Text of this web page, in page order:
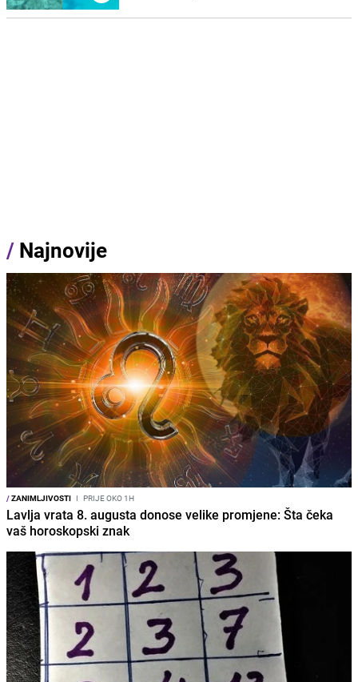
/ Najnovije
/ZANIMLJIVOSTI I PRIJE OKO 1H
Lavlja vrata 8. augusta donose velike promjene: Šta čeka
vaš horoskopski znak